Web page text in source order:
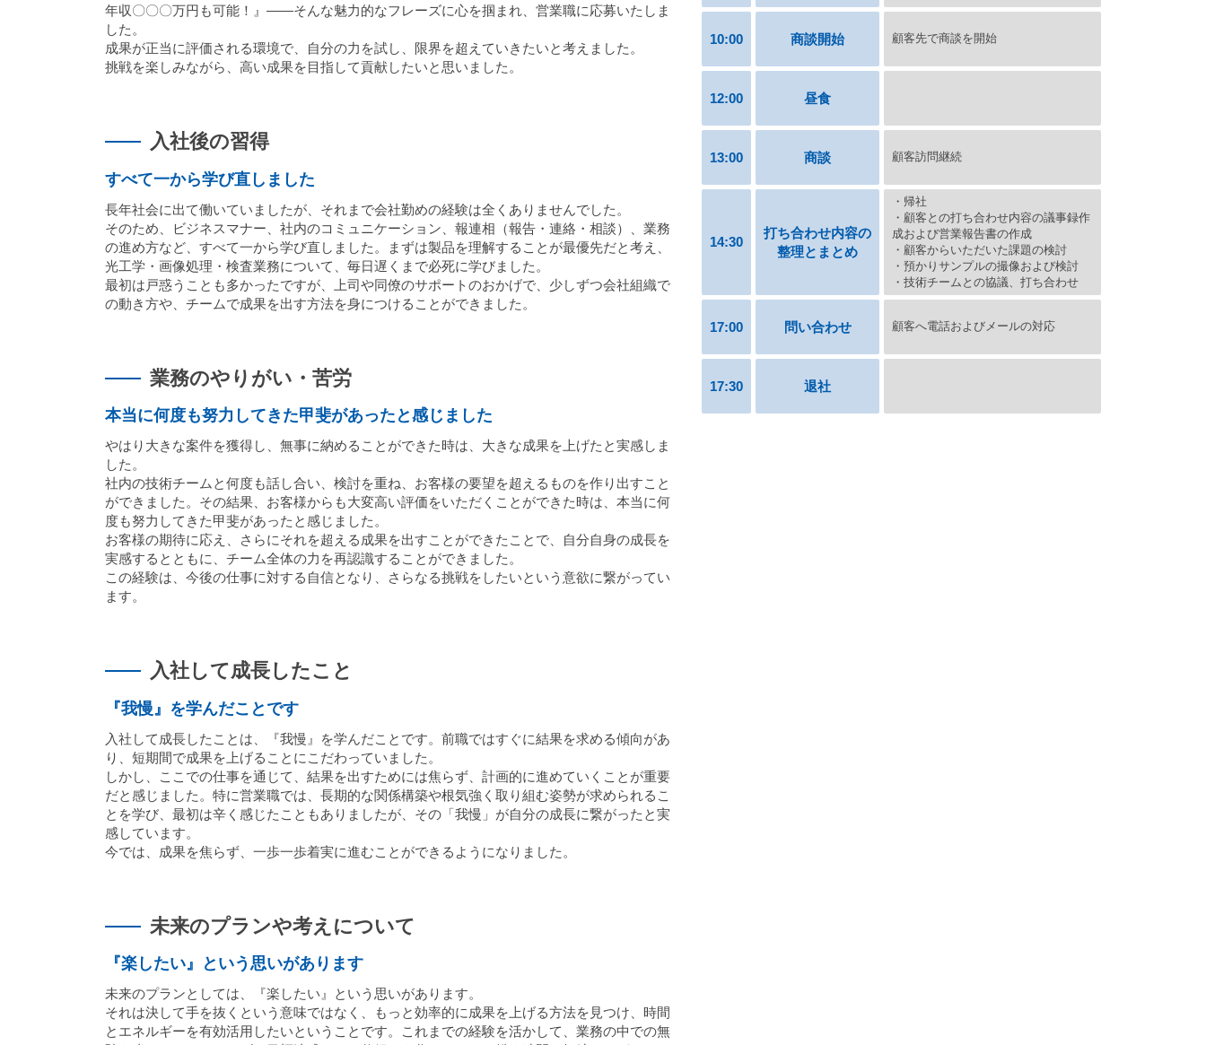
10:00 商談開始 顧客先で商談を開始
12:00 昼食
13:00 商談 顧客訪問継続
14:30
打ち合わせ内容の
整理とまとめ
・帰社
・顧客との打ち合わせ内容の議事録作
成および営業報告書の作成
・顧客からいただいた課題の検討
・預かりサンプルの撮像および検討
・技術チームとの協議、打ち合わせ
17:00 問い合わせ 顧客へ電話およびメールの対応
17:30 退社
年収〇〇〇万円も可能！』――そんな魅力的なフレーズに心を掴まれ、営業職に応募いたしま
した。
成果が正当に評価される環境で、自分の力を試し、限界を超えていきたいと考えました。
挑戦を楽しみながら、高い成果を目指して貢献したいと思いました。
入社後の習得
すべて一から学び直しました
長年社会に出て働いていましたが、それまで会社勤めの経験は全くありませんでした。
そのため、ビジネスマナー、社内のコミュニケーション、報連相（報告・連絡・相談）、業務
の進め方など、すべて一から学び直しました。まずは製品を理解することが最優先だと考え、
光工学・画像処理・検査業務について、毎日遅くまで必死に学びました。
最初は戸惑うことも多かったですが、上司や同僚のサポートのおかげで、少しずつ会社組織で
の動き方や、チームで成果を出す方法を身につけることができました。
業務のやりがい・苦労
本当に何度も努力してきた甲斐があったと感じました
やはり大きな案件を獲得し、無事に納めることができた時は、大きな成果を上げたと実感しま
した。
社内の技術チームと何度も話し合い、検討を重ね、お客様の要望を超えるものを作り出すこと
ができました。その結果、お客様からも大変高い評価をいただくことができた時は、本当に何
度も努力してきた甲斐があったと感じました。
お客様の期待に応え、さらにそれを超える成果を出すことができたことで、自分自身の成長を
実感するとともに、チーム全体の力を再認識することができました。
この経験は、今後の仕事に対する自信となり、さらなる挑戦をしたいという意欲に繋がってい
ます。
入社して成長したこと
『我慢』を学んだことです
入社して成長したことは、『我慢』を学んだことです。前職ではすぐに結果を求める傾向があ
り、短期間で成果を上げることにこだわっていました。
しかし、ここでの仕事を通じて、結果を出すためには焦らず、計画的に進めていくことが重要
だと感じました。特に営業職では、長期的な関係構築や根気強く取り組む姿勢が求められるこ
とを学び、最初は辛く感じたこともありましたが、その「我慢」が自分の成長に繋がったと実
感しています。
今では、成果を焦らず、一歩一歩着実に進むことができるようになりました。
未来のプランや考えについて
『楽したい』という思いがあります
未来のプランとしては、『楽したい』という思いがあります。
それは決して手を抜くという意味ではなく、もっと効率的に成果を上げる方法を見つけ、時間
とエネルギーを有効活用したいということです。これまでの経験を活かして、業務の中での無